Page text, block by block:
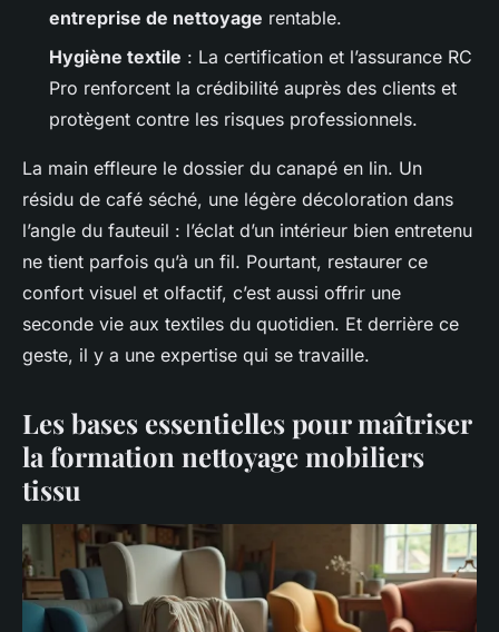
entreprise de nettoyage rentable.
Hygiène textile : La certification et l’assurance RC
Pro renforcent la crédibilité auprès des clients et
protègent contre les risques professionnels.
La main effleure le dossier du canapé en lin. Un
résidu de café séché, une légère décoloration dans
l’angle du fauteuil : l’éclat d’un intérieur bien entretenu
ne tient parfois qu’à un fil. Pourtant, restaurer ce
confort visuel et olfactif, c’est aussi offrir une
seconde vie aux textiles du quotidien. Et derrière ce
geste, il y a une expertise qui se travaille.
Les bases essentielles pour maîtriser
la formation nettoyage mobiliers
tissu